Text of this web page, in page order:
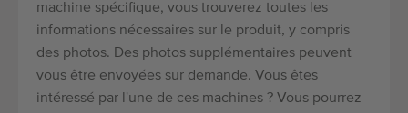
machine spécifique, vous trouverez toutes les
informations nécessaires sur le produit, y compris
des photos. Des photos supplémentaires peuvent
vous être envoyées sur demande. Vous êtes
intéressé par l'une de ces machines ? Vous pourrez